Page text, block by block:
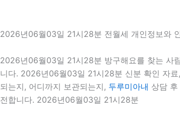
2026년06월03일 21시28분 전월세 개인정보와
2026년06월03일 21시28분 방구해요를 찾는 사
니다. 2026년06월03일 21시28분 신분 확인 자
되는지, 어디까지 보관되는지, 두루미아내 상담
전합니다. 2026년06월03일 21시28분